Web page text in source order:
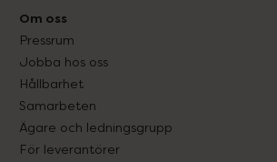
Om oss
Pressrum
Jobba hos oss
Hållbarhet
Samarbeten
Ägare och ledningsgrupp
För leverantörer